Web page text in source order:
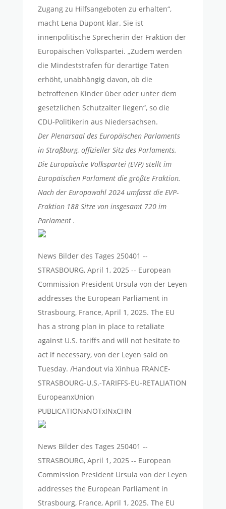
Zugang zu Hilfsangeboten zu erhalten“,
macht Lena Düpont klar. Sie ist
innenpolitische Sprecherin der Fraktion der
Europäischen Volkspartei. „Zudem werden
die Mindeststrafen für derartige Taten
erhöht, unabhängig davon, ob die
betroffenen Kinder über oder unter dem
gesetzlichen Schutzalter liegen“, so die
CDU-Politikerin aus Niedersachsen.
Der Plenarsaal des Europäischen Parlaments
in Straßburg, offizieller Sitz des Parlaments.
Die Europäische Volkspartei (EVP) stellt im
Europäischen Parlament die größte Fraktion.
Nach der Europawahl 2024 umfasst die EVP-
Fraktion 188 Sitze von insgesamt 720 im
Parlament.
News Bilder des Tages 250401 --
STRASBOURG, April 1, 2025 -- European
Commission President Ursula von der Leyen
addresses the European Parliament in
Strasbourg, France, April 1, 2025. The EU
has a strong plan in place to retaliate
against U.S. tariffs and will not hesitate to
act if necessary, von der Leyen said on
Tuesday. /Handout via Xinhua FRANCE-
STRASBOURG-U.S.-TARIFFS-EU-RETALIATION
EuropeanxUnion
PUBLICATIONxNOTxINxCHN
News Bilder des Tages 250401 --
STRASBOURG, April 1, 2025 -- European
Commission President Ursula von der Leyen
addresses the European Parliament in
Strasbourg, France, April 1, 2025. The EU